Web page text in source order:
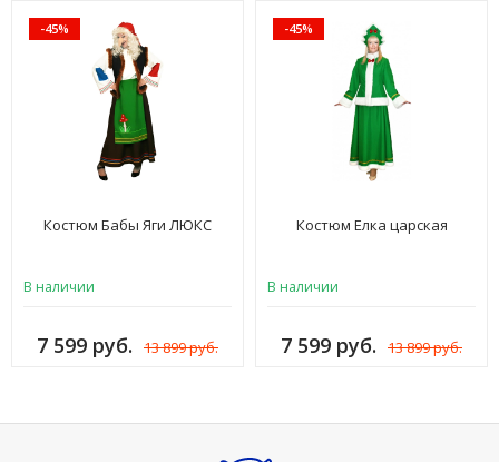
-45%
Костюм Бабы Яги ЛЮКС
В наличии
7 599 руб. 13 899 руб.
-45%
Костюм Елка царская
В наличии
7 599 руб. 13 899 руб.